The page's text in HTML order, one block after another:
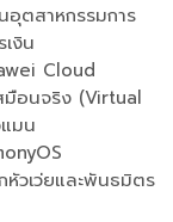
อุตสาหกรรมการ
งิน
Cloud
อนจริง (Virtual
มน
หัวเว่ยและพันธมิตร